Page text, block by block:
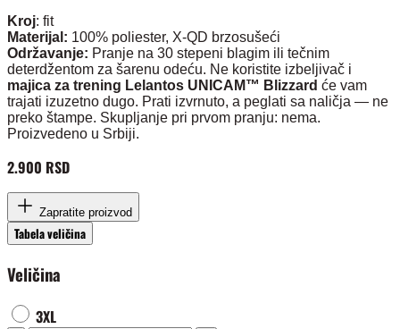
Kroj: fit
Materijal: 100% poliester, X-QD brzosušeći
Održavanje: Pranje na 30 stepeni blagim ili tečnim
deterdžentom za šarenu odeću. Ne koristite izbeljivač i
majica za trening Lelantos UNICAM™ Blizzard će vam
trajati izuzetno dugo. Prati izvrnuto, a peglati sa naličja — ne
preko štampe. Skupljanje pri prvom pranju: nema.
Proizvedeno u Srbiji.
2.900 RSD
Zapratite proizvod
Tabela veličina
Veličina
3XL